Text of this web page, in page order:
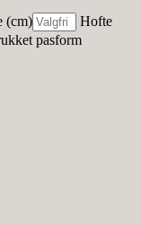
(cm)
Hofte
pasform